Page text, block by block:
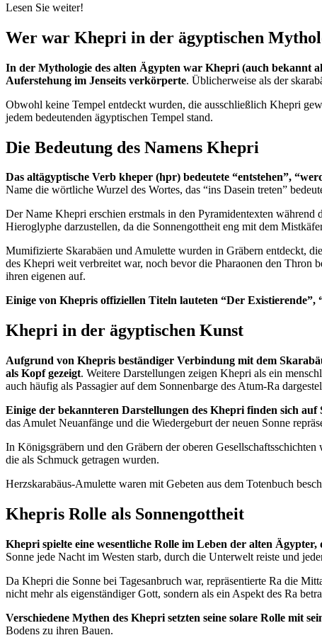
Lesen Sie weiter!
Wer war Khepri in der ägyptischen
In der Mythologie des alten Ägypten war Khepri (auch bekannt
Auferstehung im Jenseits verkörperte. Üblicherweise als der
Obwohl keine Tempel entdeckt wurden, die ausschließlich Khepri
jedem bedeutenden ägyptischen Tempel stand.
Die Bedeutung des Namens Khepri
Das altägyptische Verb kheper (hpr) bedeutete “entstehen”,
Name die wörtliche Wurzel des Wortes, das “ins Dasein treten”
Der Name Khepri erschien erstmals in den Pyramidentexten
Hieroglyphe darzustellen, da die Sonnengottheit eng mit dem
Mumifizierte Skarabäen und Amulette wurden in Gräbern entdeckt,
des Khepri weit verbreitet war, noch bevor die Pharaonen den Thron
ihren eigenen auf.
Einige von Khepris offiziellen Titeln lauteten “Der Existierende”,
Khepri in der ägyptischen Kunst
Aufgrund von Khepris beständiger Verbindung mit dem
als Kopf gezeigt. Weitere Darstellungen zeigen Khepri als ein
auch häufig als Passagier auf dem Sonnenbarge des Atum-Ra
Einige der bekannteren Darstellungen des Khepri finden sich auf
das Amulet Neuanfänge und die Wiedergeburt der neuen Sonne
In Königsgräbern und den Gräbern der oberen
die als Schmuck getragen wurden.
Herzskarabäus-Amulette waren mit Gebeten aus dem Totenbuch
Khepris Rolle als Sonnengottheit
Khepri spielte eine wesentliche Rolle im Leben der alten
Sonne jede Nacht im Westen starb, durch die Unterwelt reiste und
Da Khepri die Sonne bei Tagesanbruch war, repräsentierte Ra die
nicht mehr als eigenständiger Gott, sondern als ein Aspekt des Ra
Verschiedene Mythen des Khepri setzten seine solare Rolle mit
Bodens zu ihren Bauen.